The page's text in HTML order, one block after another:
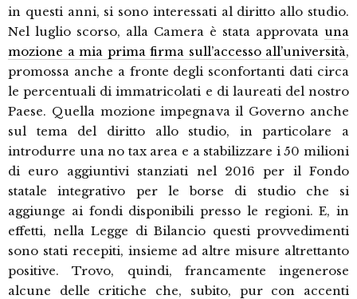
in questi anni, si sono interessati al diritto allo studio.
Nel luglio scorso, alla Camera è stata approvata una
mozione a mia prima firma sull’accesso all’università,
promossa anche a fronte degli sconfortanti dati circa
le percentuali di immatricolati e di laureati del nostro
Paese. Quella mozione impegnava il Governo anche
sul tema del diritto allo studio, in particolare a
introdurre una no tax area e a stabilizzare i 50 milioni
di euro aggiuntivi stanziati nel 2016 per il Fondo
statale integrativo per le borse di studio che si
aggiunge ai fondi disponibili presso le regioni. E, in
effetti, nella Legge di Bilancio questi provvedimenti
sono stati recepiti, insieme ad altre misure altrettanto
positive. Trovo, quindi, francamente ingenerose
alcune delle critiche che, subito, pur con accenti